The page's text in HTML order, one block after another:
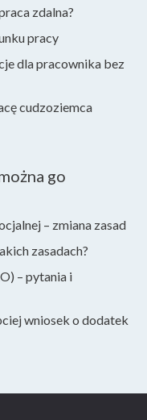
zdalna?
pracy
dla pracownika bez
cudzoziemca
go
– zmiana zasad
zasadach?
– pytania i
wniosek o dodatek